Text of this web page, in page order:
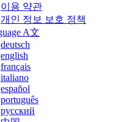
이용 약관
개인 정보 보호 정책
A文
deutsch
english
français
italiano
español
português
русский